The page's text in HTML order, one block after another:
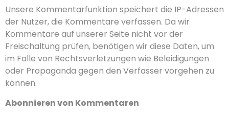
Unsere Kommentarfunktion speichert die IP-Adressen
der Nutzer, die Kommentare verfassen. Da wir
Kommentare auf unserer Seite nicht vor der
Freischaltung prüfen, benötigen wir diese Daten, um
im Falle von Rechtsverletzungen wie Beleidigungen
oder Propaganda gegen den Verfasser vorgehen zu
können.
Abonnieren von Kommentaren